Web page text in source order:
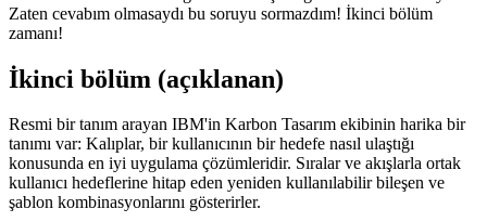
Bir adım daha ileri giderek, bir kullanıcı arayüzü tasarlarken
yararlanabileceğiniz herhangi bir kaynak var mı? Belki diğer
Zaten cevabım olmasaydı bu soruyu sormazdım! İkinci bölüm
zamanı!
İkinci bölüm (açıklanan)
Resmi bir tanım arayan IBM'in Karbon Tasarım ekibinin harika bir
tanımı var: Kalıplar, bir kullanıcının bir hedefe nasıl ulaştığı